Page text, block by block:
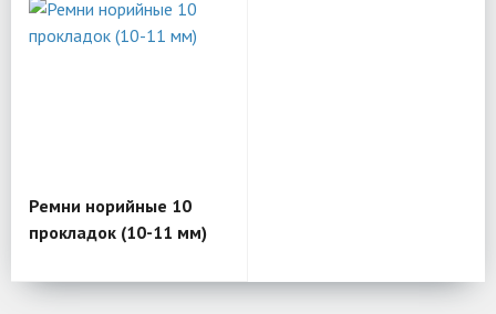
Ремни норийные 10
прокладок (10-11 мм)